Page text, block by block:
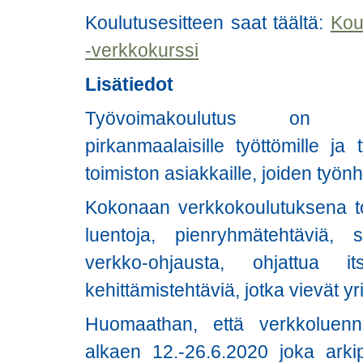
Koulutusesitteen saat täältä:
-verkkokurssi
Lisätiedot
Työvoimakoulutus on
pirkanmaalaisille työttömille ja
toimiston asiakkaille, joiden
Kokonaan verkkokoulutuksena
luentoja, pienryhmätehtäviä,
verkko-ohjausta, ohjattua
kehittämistehtäviä, jotka vievät
Huomaathan, että
alkaen 12.-26.6.2020 joka